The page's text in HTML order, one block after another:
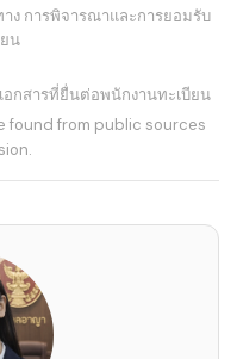
ง การพิจารณาและการยอมรับ
น
กสารที่ยื่นต่อพนักงานทะเบียน
found from public sources